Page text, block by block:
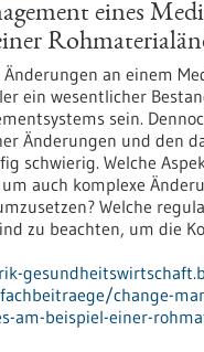
eines
an einem
ein wesentlicher
sein.
Änderungen und den
schwierig. Welche
auch komplexe
Welche
zu beachten, um die
change-
am-beispiel-einer-